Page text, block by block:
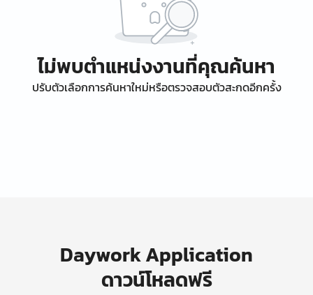
ไม่พบตำแหน่งงานที่คุณค้นหา
ปรับตัวเลือกการค้นหาใหม่หรือตรวจสอบตัวสะกดอีกครั้ง
Daywork Application
ดาวน์โหลดฟรี